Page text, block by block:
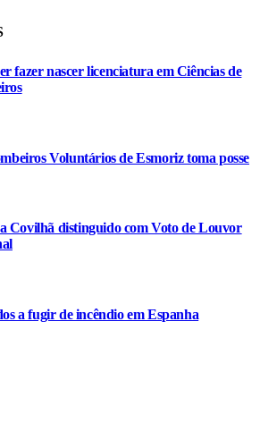
fazer nascer licenciatura em Ciências de
Voluntários de Esmoriz toma posse
Covilhã distinguido com Voto de Louvor
a fugir de incêndio em Espanha